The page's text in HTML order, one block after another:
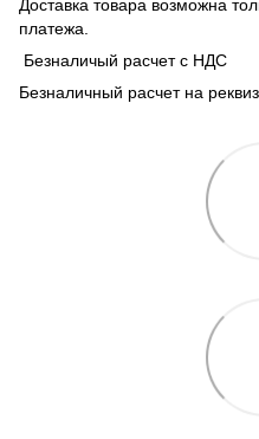
Доставка товара возможна
платежа.
Безналичый расчет с НДС
Безналичный расчет на